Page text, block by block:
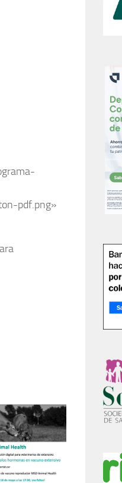
pdf.png»